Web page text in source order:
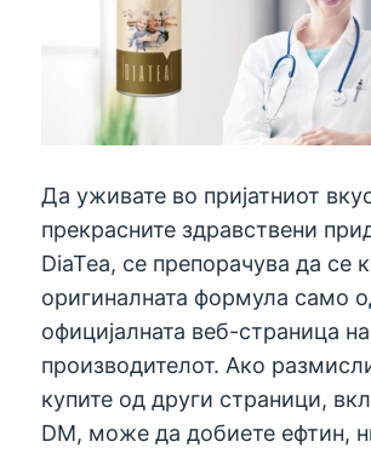
Да уживате во пријатниот
прекрасните здравствени
DiaTea, се препорачува да се
оригиналната формула само
официјалната веб-страница на
производителот. Ако
купите од други страници,
DM, може да добиете ефтин,